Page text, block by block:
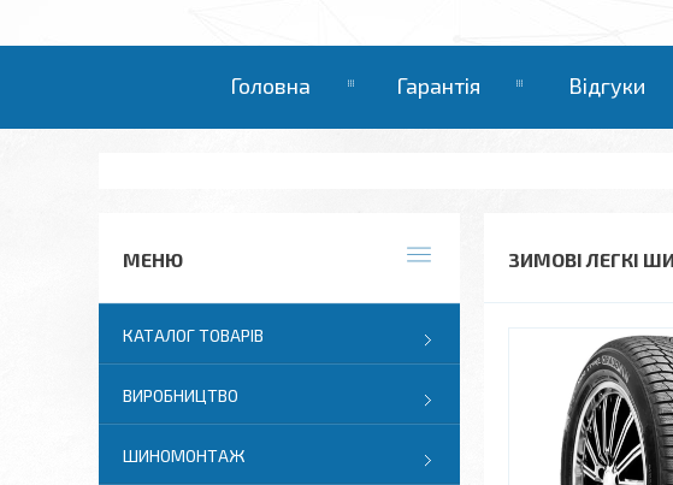
Головна Гарантія Відгуки
ЗИМОВІ ЛЕГКІ
КАТАЛОГ ТОВАРІВ
ВИРОБНИЦТВО
ШИНОМОНТАЖ